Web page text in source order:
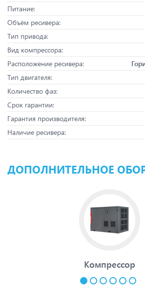
Питание:
Объём ресивера:
Тип привода:
Вид компрессора:
Расположение ресивера:
Тип двигателя:
Количество фаз:
Срок гарантии:
Гарантия производителя:
Наличие ресивера:
ДОПОЛНИТЕЛЬНОЕ
Компрессор